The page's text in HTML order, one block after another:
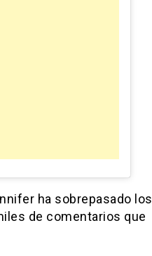
ha sobrepasado los
de comentarios que